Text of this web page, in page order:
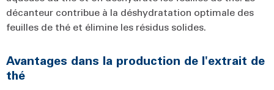
décanteur contribue à la déshydratation optimale des
feuilles de thé et élimine les résidus solides.
Avantages dans la production de l'extrait de
thé